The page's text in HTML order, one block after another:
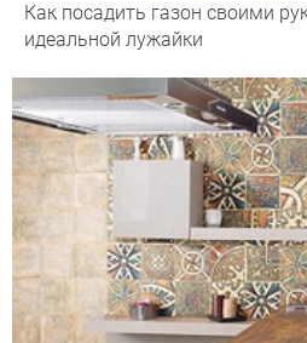
Как посадить газон своими
идеальной лужайки